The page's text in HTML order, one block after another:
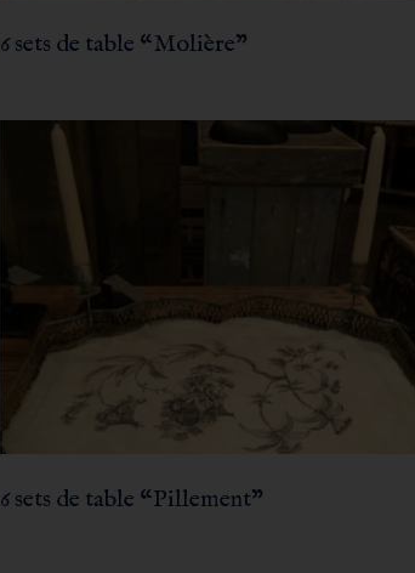
6 sets de table “Molière”
6 sets de table “Pillement”